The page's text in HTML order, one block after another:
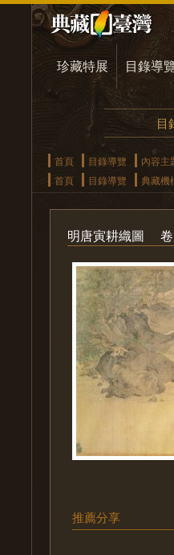
珍藏特展 目錄導
目
首頁 目錄導覽 內容主
首頁
目錄導覽 典藏機
明唐寅耕織圖 卷
推薦分享